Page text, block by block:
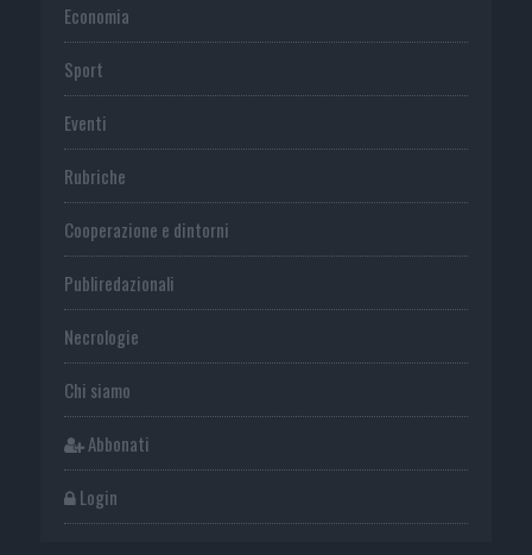
Economia
Sport
Eventi
Rubriche
Cooperazione e dintorni
Publiredazionali
Necrologie
Chi siamo
Abbonati
Login